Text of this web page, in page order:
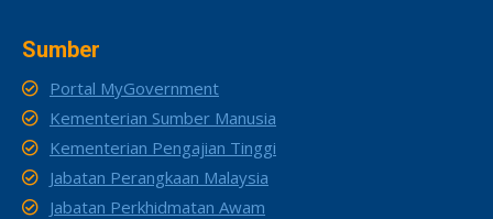
Sumber
Portal MyGovernment
Kementerian Sumber Manusia
Kementerian Pengajian Tinggi
Jabatan Perangkaan Malaysia
Jabatan Perkhidmatan Awam